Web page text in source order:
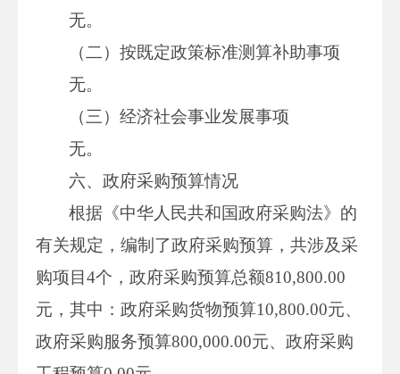
无。
（二）按既定政策标准测算补助事项
无。
（三）经济社会事业发展事项
无。
六、政府采购预算情况
根据《中华人民共和国政府采购法》的
有关规定，编制了政府采购预算，共涉及采
购项目4个，政府采购预算总额810,800.00
元，其中：政府采购货物预算10,800.00元、
政府采购服务预算800,000.00元、政府采购